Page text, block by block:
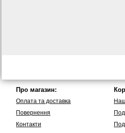
Про магазин:
Оплата та доставка
Повернення
Контакти